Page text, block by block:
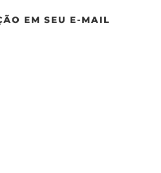
EM SEU E-MAIL